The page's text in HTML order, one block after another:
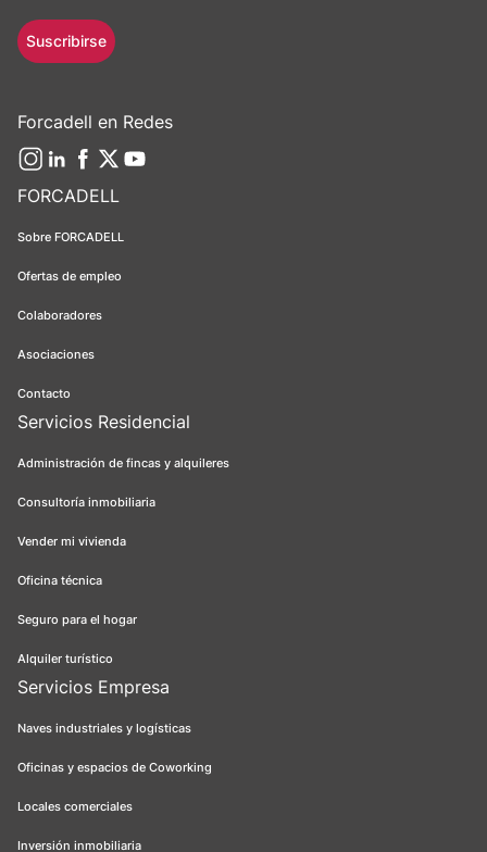
FORCADELL
Sobre FORCADELL
Ofertas de empleo
Colaboradores
Asociaciones
Contacto
Servicios Residencial
Administración de fincas y alquileres
Consultoría inmobiliaria
Vender mi vivienda
Oficina técnica
Seguro para el hogar
Alquiler turístico
Servicios Empresa
Naves industriales y logísticas
Oficinas y espacios de Coworking
Locales comerciales
Inversión inmobiliaria
Suscribirse
Forcadell en Redes